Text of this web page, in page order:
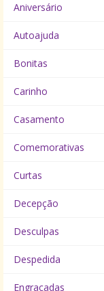
Aniversário
Autoajuda
Bonitas
Carinho
Casamento
Comemorativas
Curtas
Decepção
Desculpas
Despedida
Engraçadas